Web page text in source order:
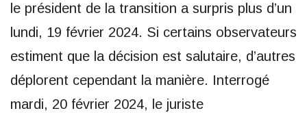
le président de la transition a surpris plus d’un
lundi, 19 février 2024. Si certains observateurs
estiment que la décision est salutaire, d’autres
déplorent cependant la manière. Interrogé
mardi, 20 février 2024, le juriste